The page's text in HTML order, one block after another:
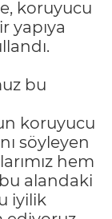
koruyucu
yapıya
bu
koruyucu
söyleyen
hem
alandaki
iyilik